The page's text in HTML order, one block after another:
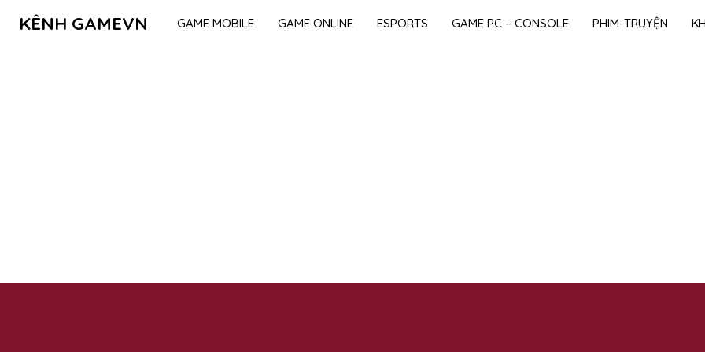
KÊNH GAMEVN GAME MOBILE GAME ONLINE ESPORTS GAME PC – CONSOLE PHIM-TRUYỆN